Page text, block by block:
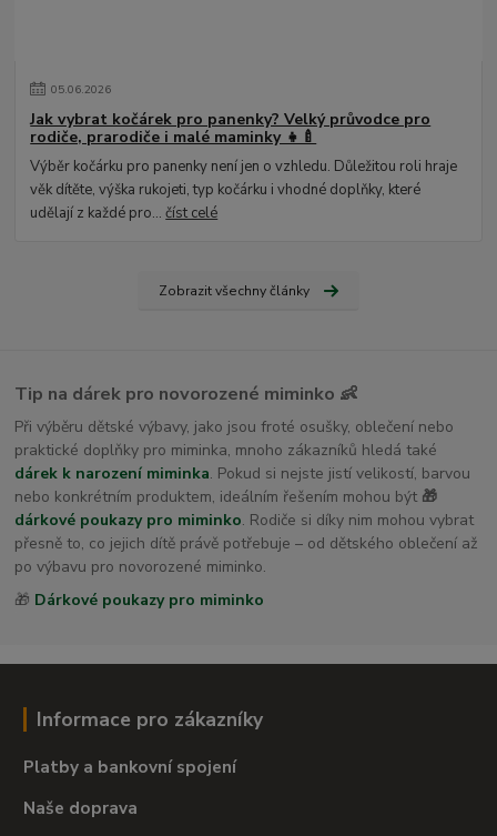
05.06.2026
Jak vybrat kočárek pro panenky? Velký průvodce pro
rodiče, prarodiče i malé maminky 👧🍼
Výběr kočárku pro panenky není jen o vzhledu. Důležitou roli hraje
věk dítěte, výška rukojeti, typ kočárku i vhodné doplňky, které
udělají z každé pro...číst celé
Zobrazit všechny články
Tip na dárek pro novorozené miminko 👶
Při výběru dětské výbavy, jako jsou froté osušky, oblečení nebo
praktické doplňky pro miminka, mnoho zákazníků hledá také
dárek k narození miminka. Pokud si nejste jistí velikostí, barvou
nebo konkrétním produktem, ideálním řešením mohou být 🎁
dárkové poukazy pro miminko. Rodiče si díky nim mohou vybrat
přesně to, co jejich dítě právě potřebuje – od dětského oblečení až
po výbavu pro novorozené miminko.
🎁 Dárkové poukazy pro miminko
Informace pro zákazníky
Platby a bankovní spojení
Naše doprava